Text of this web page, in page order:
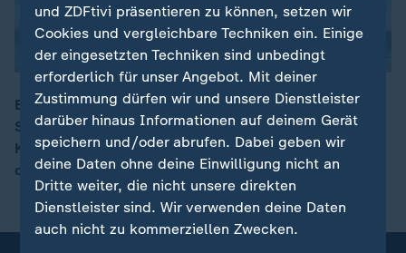
00:12
Bei möglichen Friedensgesprächen wollen die EU-
Staaten mitreden, sagt EU-Außenbeauftragte Kaja
Kallas. Dabei würde die EU stets an der an der Seite
der Ukraine stehen.
und ZDFtivi präsentieren zu können, setzen wir
Cookies und vergleichbare Techniken ein. Einige
der eingesetzten Techniken sind unbedingt
erforderlich für unser Angebot. Mit deiner
Zustimmung dürfen wir und unsere Dienstleister
darüber hinaus Informationen auf deinem Gerät
speichern und/oder abrufen. Dabei geben wir
deine Daten ohne deine Einwilligung nicht an
Dritte weiter, die nicht unsere direkten
Dienstleister sind. Wir verwenden deine Daten
auch nicht zu kommerziellen Zwecken.